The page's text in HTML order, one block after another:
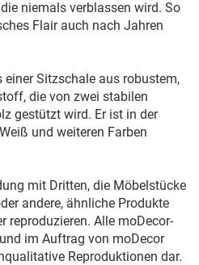
niemals verblassen wird. So
Flair auch nach Jahren
einer Sitzschale aus robustem,
die von zwei stabilen
gestützt wird. Er ist in der
und weiteren Farben
mit Dritten, die Möbelstücke
andere, ähnliche Produkte
reproduzieren. Alle moDecor-
im Auftrag von moDecor
Reproduktionen dar.